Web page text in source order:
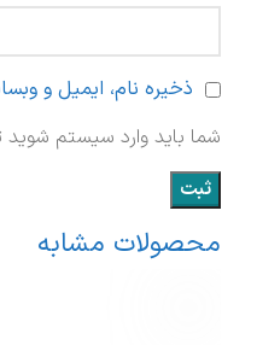
ذخیره نام، ایمیل و
شما باید وارد سیستم شوید
محصولات مشابه